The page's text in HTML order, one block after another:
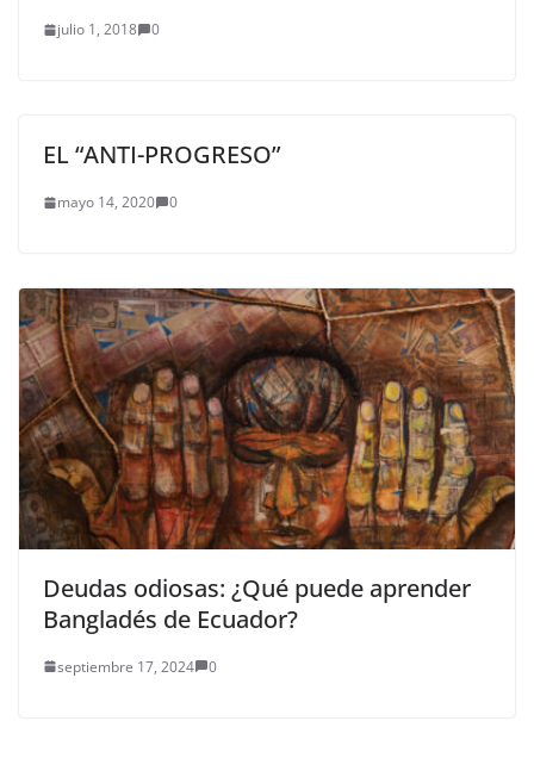
julio 1, 2018 0
EL “ANTI-PROGRESO”
mayo 14, 2020 0
Deudas odiosas: ¿Qué puede aprender
Bangladés de Ecuador?
septiembre 17, 2024 0